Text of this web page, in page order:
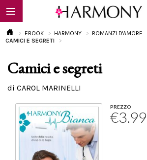
EBOOK
Calendario
EBOOK HARMONY ROMANZI D'AMORE
CAMICI E SEGRETI
Camici e segreti
di CAROL MARINELLI
PREZZO
€3.99